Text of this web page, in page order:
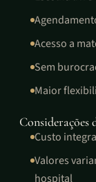
Acesso a
Sem
Maior
Custo
Valores
hospital